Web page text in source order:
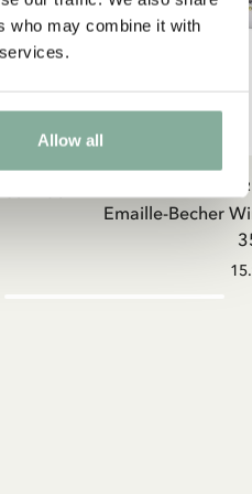
who may combine it with
Allow all
IN DEN
Emaille-Becher
DIE